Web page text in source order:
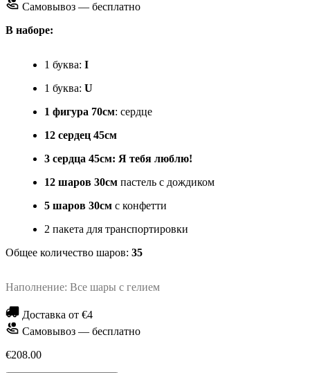
Самовывоз — бесплатно
В наборе:
1 буква: I
1 буква: U
1 фигура 70см: сердце
12 сердец 45см
3 сердца 45см: Я тебя люблю!
12 шаров 30см пастель с дождиком
5 шаров 30см с конфетти
2 пакета для транспортировки
Общее количество шаров: 35
Наполнение: Все шары с гелием
Доставка от €4
Самовывоз — бесплатно
€208.00